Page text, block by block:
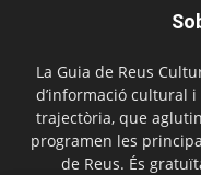
La Guia de Reus
d’informació cultural
trajectòria, que
programen les
de Reus. És